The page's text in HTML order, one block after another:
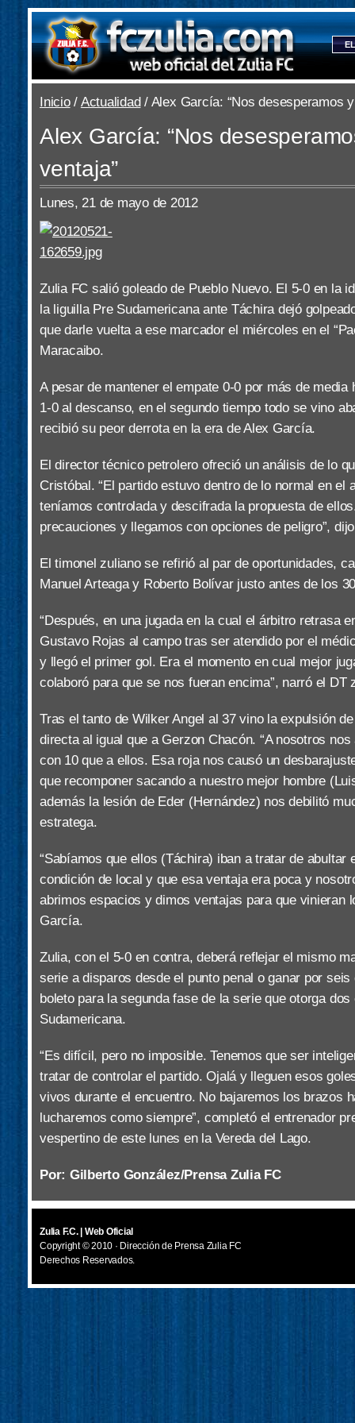
Inicio/ Actualidad/ Alex García: “Nos desesperamos
Alex García: “Nos
ventaja”
Lunes, 21 de mayo de 2012
Zulia FC salió goleado de Pueblo Nuevo. El 5-0 en la
la liguilla Pre Sudamericana ante Táchira dejó
que darle vuelta a ese marcador el miércoles en el
Maracaibo.
A pesar de mantener el empate 0-0 por más de media
1-0 al descanso, en el segundo tiempo todo se vino
recibió su peor derrota en la era de Alex García.
El director técnico petrolero ofreció un análisis de lo
Cristóbal. “El partido estuvo dentro de lo normal en el
teníamos controlada y descifrada la propuesta de
precauciones y llegamos con opciones de peligro”,
El timonel zuliano se refirió al par de oportunidades,
Manuel Arteaga y Roberto Bolívar justo antes de los
“Después, en una jugada en la cual el árbitro retrasa
Gustavo Rojas al campo tras ser atendido por el
y llegó el primer gol. Era el momento en cual mejor
colaboró para que se nos fueran encima”, narró el DT
Tras el tanto de Wilker Angel al 37 vino la expulsión
directa al igual que a Gerzon Chacón. “A nosotros
con 10 que a ellos. Esa roja nos causó un
que recomponer sacando a nuestro mejor hombre
además la lesión de Eder (Hernández) nos debilitó
estratega.
“Sabíamos que ellos (Táchira) iban a tratar de abultar
condición de local y que esa ventaja era poca y
abrimos espacios y dimos ventajas para que vinieran
García.
Zulia, con el 5-0 en contra, deberá reflejar el mismo
serie a disparos desde el punto penal o ganar por
boleto para la segunda fase de la serie que otorga
Sudamericana.
“Es difícil, pero no imposible. Tenemos que ser
tratar de controlar el partido. Ojalá y lleguen esos
vivos durante el encuentro. No bajaremos los brazos
lucharemos como siempre”, completó el entrenador
vespertino de este lunes en la Vereda del Lago.
Por: Gilberto González/Prensa Zulia FC
Zulia F.C. | Web Oficial
Copyright © 2010 · Dirección de Prensa Zulia FC
Derechos Reservados.